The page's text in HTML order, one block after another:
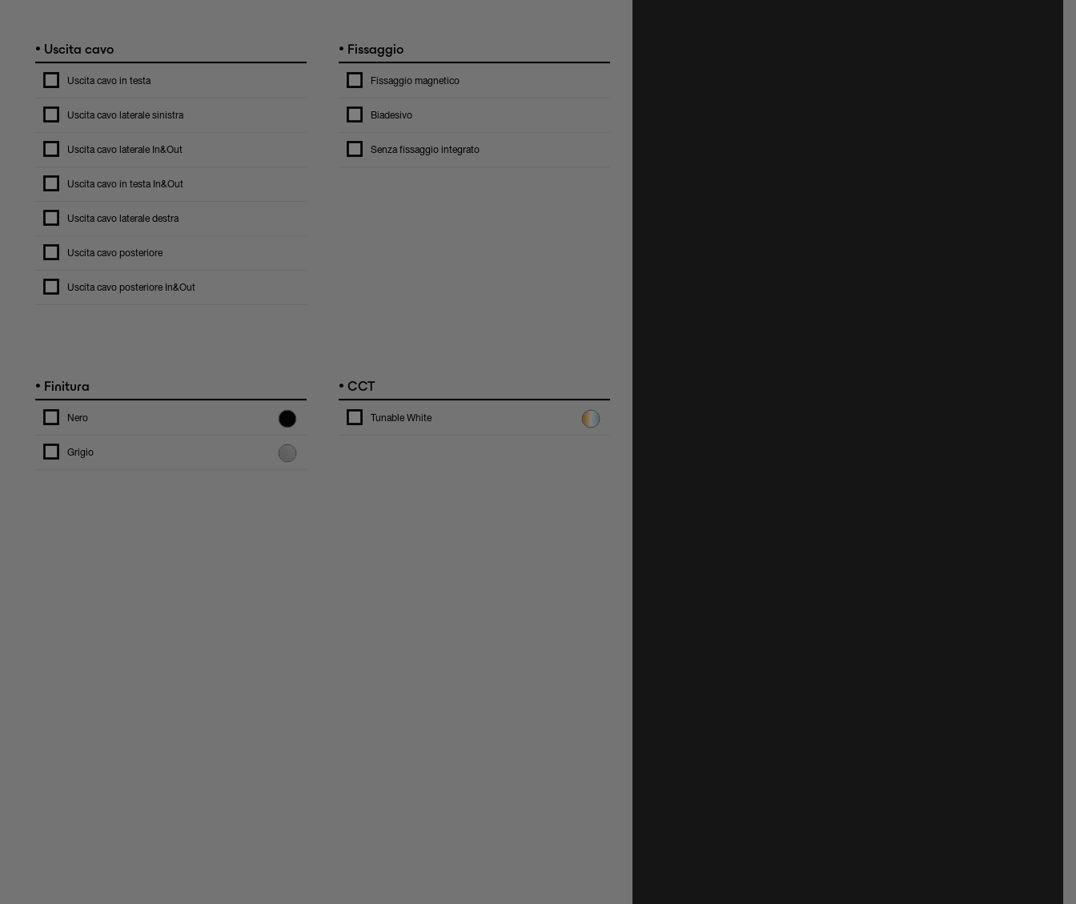
• Uscita cavo
Uscita cavo in testa
Uscita cavo laterale sinistra
Uscita cavo laterale In&Out
Uscita cavo in testa In&Out
Uscita cavo laterale destra
Uscita cavo posteriore
Uscita cavo posteriore In&Out
• Fissaggio
Fissaggio magnetico
Biadesivo
Senza fissaggio integrato
• Finitura
Nero
Grigio
• CCT
Tunable White